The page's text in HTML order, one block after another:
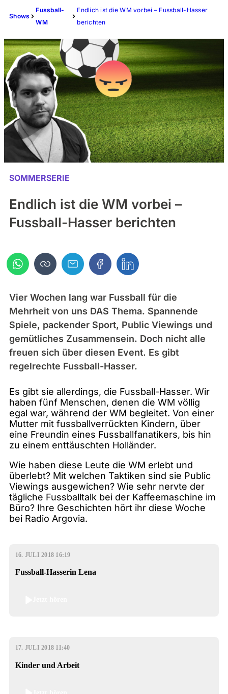
Shows
Fussball-
WM
Endlich ist die WM vorbei – Fussball-Hasser
berichten
SOMMERSERIE
Endlich ist die WM vorbei –
Fussball-Hasser berichten
Vier Wochen lang war Fussball für die
Mehrheit von uns DAS Thema. Spannende
Spiele, packender Sport, Public Viewings und
gemütliches Zusammensein. Doch nicht alle
freuen sich über diesen Event. Es gibt
regelrechte Fussball-Hasser.
Es gibt sie allerdings, die Fussball-Hasser. Wir
haben fünf Menschen, denen die WM völlig
egal war, während der WM begleitet. Von einer
Mutter mit fussballverrückten Kindern, über
eine Freundin eines Fussballfanatikers, bis hin
zu einem enttäuschten Holländer.
Wie haben diese Leute die WM erlebt und
überlebt? Mit welchen Taktiken sind sie Public
Viewings ausgewichen? Wie sehr nervte der
tägliche Fussballtalk bei der Kaffeemaschine im
Büro? Ihre Geschichten hört ihr diese Woche
bei Radio Argovia.
16. JULI 2018 16:19
Fussball-Hasserin Lena
17. JULI 2018 11:40
Kinder und Arbeit